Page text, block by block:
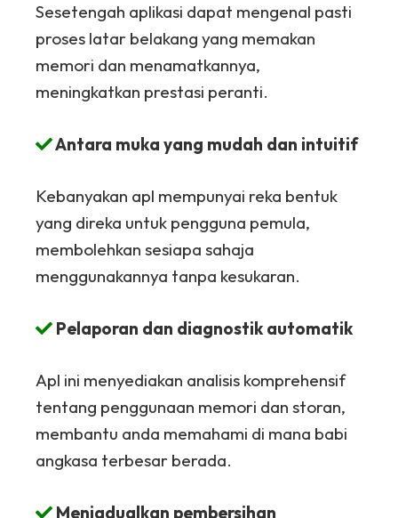
Sesetengah aplikasi dapat mengenal pasti
proses latar belakang yang memakan
memori dan menamatkannya,
meningkatkan prestasi peranti.
Antara muka yang mudah dan intuitif
Kebanyakan apl mempunyai reka bentuk
yang direka untuk pengguna pemula,
membolehkan sesiapa sahaja
menggunakannya tanpa kesukaran.
Pelaporan dan diagnostik automatik
Apl ini menyediakan analisis komprehensif
tentang penggunaan memori dan storan,
membantu anda memahami di mana babi
angkasa terbesar berada.
Menjadualkan pembersihan